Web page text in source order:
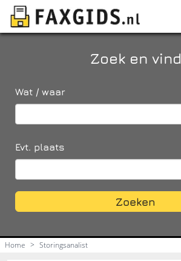
Zoek en vind
Wat / waar
Evt. plaats
Zoeken
Home > Storingsanalist